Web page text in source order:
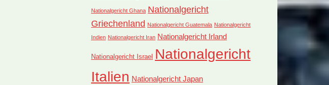
Nationalgericht Ghana Nationalgericht
Griechenland Nationalgericht Guatemala Nationalgericht
Indien Nationalgericht Iran Nationalgericht Irland
Nationalgericht Israel Nationalgericht
Italien Nationalgericht Japan